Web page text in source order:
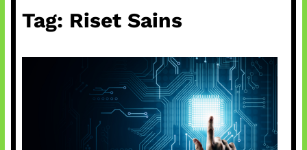
Tag: Riset Sains